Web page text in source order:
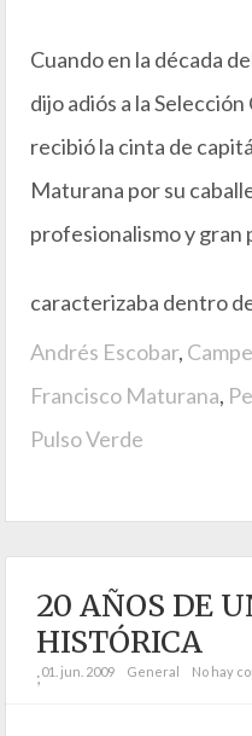
Cuando en la década
dijo adiós a la
recibió la cinta de
Maturana por su
profesionalismo y gran
caracterizaba dentro
Andrés Escobar,
Francisco Maturana,
Pulso Verde
20 AÑOS DE
HISTÓRICA
;01. jun. 2009 General No hay